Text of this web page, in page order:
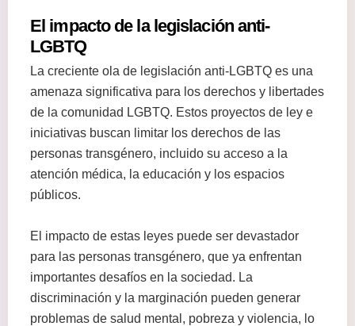
El impacto de la legislación anti-
LGBTQ
La creciente ola de legislación anti-LGBTQ es una
amenaza significativa para los derechos y libertades
de la comunidad LGBTQ. Estos proyectos de ley e
iniciativas buscan limitar los derechos de las
personas transgénero, incluido su acceso a la
atención médica, la educación y los espacios
públicos.
El impacto de estas leyes puede ser devastador
para las personas transgénero, que ya enfrentan
importantes desafíos en la sociedad. La
discriminación y la marginación pueden generar
problemas de salud mental, pobreza y violencia, lo